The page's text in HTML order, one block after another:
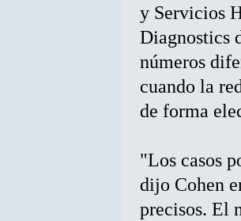
y Servicios
Diagnostics
números
cuando la
de forma
"Los casos
dijo Cohen
precisos. El